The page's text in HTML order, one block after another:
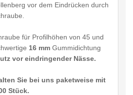
vor dem Eindrücken durch
für Profilhöhen von 45 und
16 mm Gummidichtung
vor eindringender Nässe.
Sie bei uns paketweise mit
Stück.